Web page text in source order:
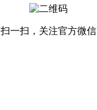
扫一扫，关注官方微信